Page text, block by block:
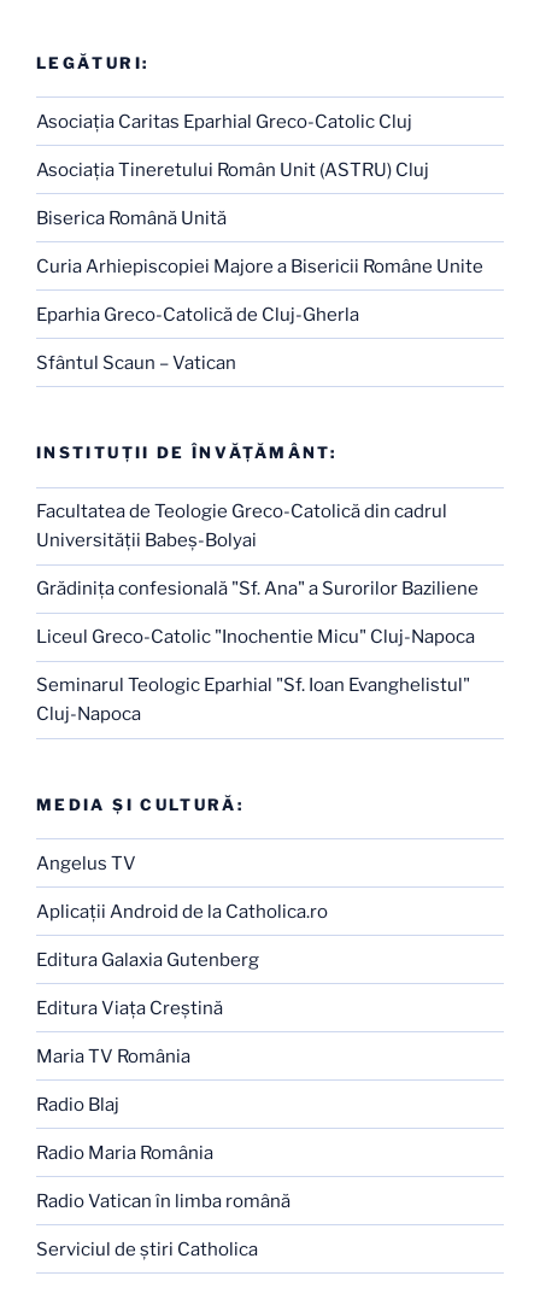
LEGĂTURI:
Asociaţia Caritas Eparhial Greco-Catolic Cluj
Asociaţia Tineretului Român Unit (ASTRU) Cluj
Biserica Română Unită
Curia Arhiepiscopiei Majore a Bisericii Române Unite
Eparhia Greco-Catolică de Cluj-Gherla
Sfântul Scaun – Vatican
INSTITUŢII DE ÎNVĂŢĂMÂNT:
Facultatea de Teologie Greco-Catolică din cadrul
Universităţii Babeş-Bolyai
Grădiniţa confesională "Sf. Ana" a Surorilor Baziliene
Liceul Greco-Catolic "Inochentie Micu" Cluj-Napoca
Seminarul Teologic Eparhial "Sf. Ioan Evanghelistul"
Cluj-Napoca
MEDIA ŞI CULTURĂ:
Angelus TV
Aplicaţii Android de la Catholica.ro
Editura Galaxia Gutenberg
Editura Viaţa Creştină
Maria TV România
Radio Blaj
Radio Maria România
Radio Vatican în limba română
Serviciul de ştiri Catholica